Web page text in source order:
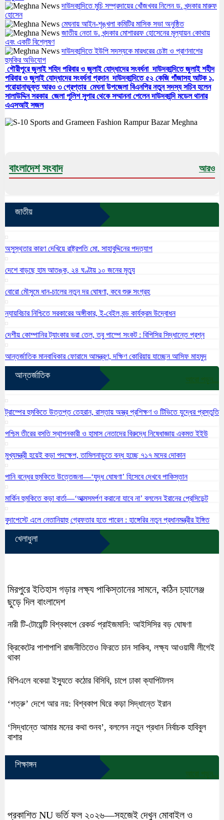
দাউদকান্দিতে মুচি সম্প্রদায়ের খোঁজখবর নিলেন ড. খন্দকার মারুফ
হোসেন
মেঘনায় আইন-শৃঙ্খলা কমিটির মাসিক সভা অনুষ্ঠিত
জাতীয় নেতা ড. খন্দকার মোশাররফ হোসেনের মূল্যায়ন কোথায়
এবং একটি বিশ্লেষণ
দাউদকান্দিতে ইউপি সদস্যকে মারধরের চেষ্টা ও প্রাণনাশের
হুমকির অভিযোগ
গৌরীপুরে জুলাই শহিদ পরিবার ও জুলাই যোদ্ধাদের সংবর্ধনা দাউদকান্দিতে জুলাই শহীদ
পরিবার ও জুলাই যোদ্ধাদের সংবর্ধনা প্রদান দাউদকান্দিতে ৫২ কেজি গাঁজাসহ আটক ১,
পরোয়ানাভুক্ত আরও ৩ গ্রেপ্তার মেঘনা উপজেলা বিএনপির নতুন সদস্য সচিব হলেন
সালাউদ্দিন সরকার জেলা পুলিশ সুপার থেকে সম্মাননা পেলেন দাউদকান্দি মডেল থানার
এএসআই সজল
বাংলাদেশ সংবাদ আরও
জাতীয়
অসুস্থতার কারণ দেখিয়ে রাষ্ট্রপতি মো. সাহাবুদ্দিনের পদত্যাগ
দেশে বাড়ছে হাম আতঙ্ক, ২৪ ঘণ্টায় ১০ জনের মৃত্যু
বোরো মৌসুমে ধান-চালের নতুন দর ঘোষণা, কবে শুরু সংগ্রহ
ন্যায়বিচার নিশ্চিতে সরকারের অঙ্গীকার, ই-বেইল বন্ড কার্যক্রম উদ্বোধন
দেশীয় কোম্পানির ট্যাংকার ভরা তেল, তবু পাম্পে সংকট : বিপিসির সিদ্ধান্তে প্রশ্ন
আন্তর্জাতিক মানবাধিকার ফোরামে আমন্ত্রণ, দক্ষিণ কোরিয়ায় যাচ্ছেন আসিফ মাহমুদ
আরো পড়ুন...
আন্তর্জাতিক
ট্রাম্পের হুমকিতে উত্তপ্ত তেহরান, রাস্তায় অস্ত্র প্রশিক্ষণ ও টিভিতে যুদ্ধের প্রস্তুতি
পশ্চিম তীরের বসতি স্থাপনকারী ও হামাস নেতাদের বিরুদ্ধে নিষেধাজ্ঞায় একমত ইইউ
মুখ্যমন্ত্রী হয়েই কড়া পদক্ষেপ, তামিলনাড়ুতে বন্ধ হচ্ছে ৭১৭ মদের দোকান
পানি বন্ধের হুমকিতে উত্তেজনা—‘যুদ্ধ ঘোষণা’ হিসেবে দেখবে পাকিস্তান
মার্কিন হুমকিতে কড়া বার্তা—‘আত্মসমর্পণ করানো যাবে না’ বললেন ইরানের প্রেসিডেন্ট
বুদাপেস্টে এলে নেতানিয়াহু গ্রেফতার হতে পারেন : হাঙ্গেরির নতুন প্রধানমন্ত্রীর ইঙ্গিত
খেলাধুলা
মিরপুরে ইতিহাস গড়ার লক্ষ্য পাকিস্তানের সামনে, কঠিন চ্যালেঞ্জ
ছুড়ে দিল বাংলাদেশ
নারী টি-টোয়েন্টি বিশ্বকাপে রেকর্ড প্রাইজমানি: আইসিসির বড় ঘোষণা
ক্রিকেটের পাশাপাশি রাজনীতিতেও ফিরতে চান সাকিব, লক্ষ্য আওয়ামী লীগেই
থাকা
বিপিএলে বকেয়া ইস্যুতে কঠোর বিসিবি, চাপে ঢাকা ক্যাপিটালস
‘শত্রু’ দেশে আর নয়: বিশ্বকাপ ঘিরে কড়া সিদ্ধান্তে ইরান
‘সিদ্ধান্তে আমার মনের কথা শুনব’, বললেন নতুন প্রধান নির্বাচক হাবিবুল
বাশার
আরো পড়ুন...
শিক্ষাঙ্গন
প্রকাশিত NU ভর্তি ফল ২০২৬—সহজেই দেখুন মোবাইল ও